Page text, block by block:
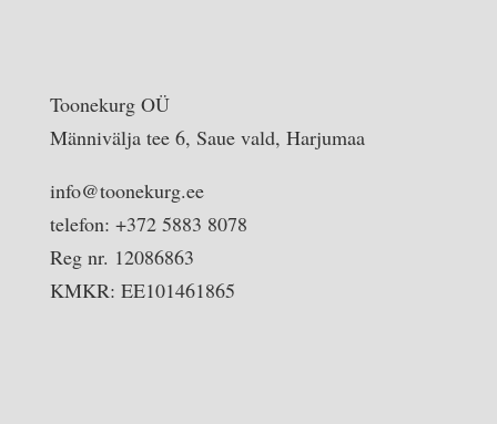
Toonekurg OÜ
Männivälja tee 6, Saue vald, Harjumaa
info@toonekurg.ee
telefon: +372 5883 8078
Reg nr. 12086863
KMKR: EE101461865